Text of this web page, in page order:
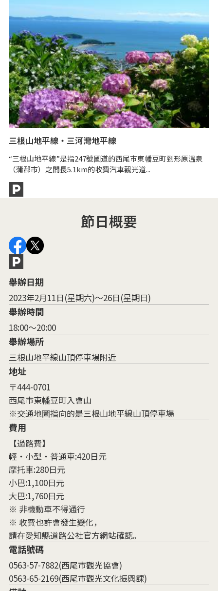
三根山地平線・三河灣地平線
“三根山地平線”是指247號國道的西尾市東幡豆町到形原溫泉
（蒲郡市）之間長5.1km的收費汽車觀光道...
節日概要
舉辦日期
2023年2月11日(星期六)～26日(星期日)
舉辦時間
18:00～20:00
舉辦場所
三根山地平線山頂停車場附近
地址
〒444-0701
西尾市東幡豆町入會山
※交通地圖指向的是三根山地平線山頂停車場
費用
【過路費】
輕・小型・普通車:420日元
摩托車:280日元
小巴:1,100日元
大巴:1,760日元
※ 非機動車不得通行
※ 收費也許會發生變化，
請在愛知縣道路公社官方網站確認。
電話號碼
0563-57-7882(西尾市觀光協會)
0563-65-2169(西尾市觀光文化振興課)